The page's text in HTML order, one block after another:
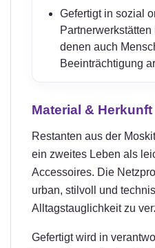
Gefertigt in sozial
denen auch
Beeinträchtigung
Material & Herkunft
Restanten aus der
ein zweites Leben als
Accessoires. Die
urban, stilvoll und
Alltagstauglichkeit zu
Gefertigt wird in